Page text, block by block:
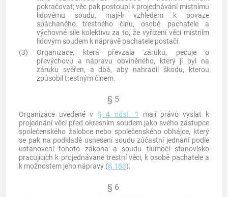
pokračovat; věc pak postoupí k projednávání místnímu
lidovému soudu, mají-li vzhledem k povaze
spáchaného trestného činu, osobě pachatele a
výchovné síle kolektivu za to, že vyřízení věci místním
lidovým soudem k nápravě pachatele postačí.
(3)
Organizace, která převzala záruku, pečuje o
převýchovu a nápravu obviněného, který jí byl na
záruku svěřen, a dbá, aby nahradil škodu, kterou
způsobil trestným činem.
§ 5
Organizace uvedené v§ 4 odst. 1
mají právo vyslat k
projednání věci před okresním soudem jako svého zástupce
společenského žalobce nebo společenského obhájce, který
se pak na podkladě usnesení soudu zúčastní jednání podle
ustanovení tohoto zákona a soudu tlumočí stanovisko
pracujících k projednávané trestní věci, k osobě pachatele a
k možnostem jeho nápravy (§ 183).
§ 6